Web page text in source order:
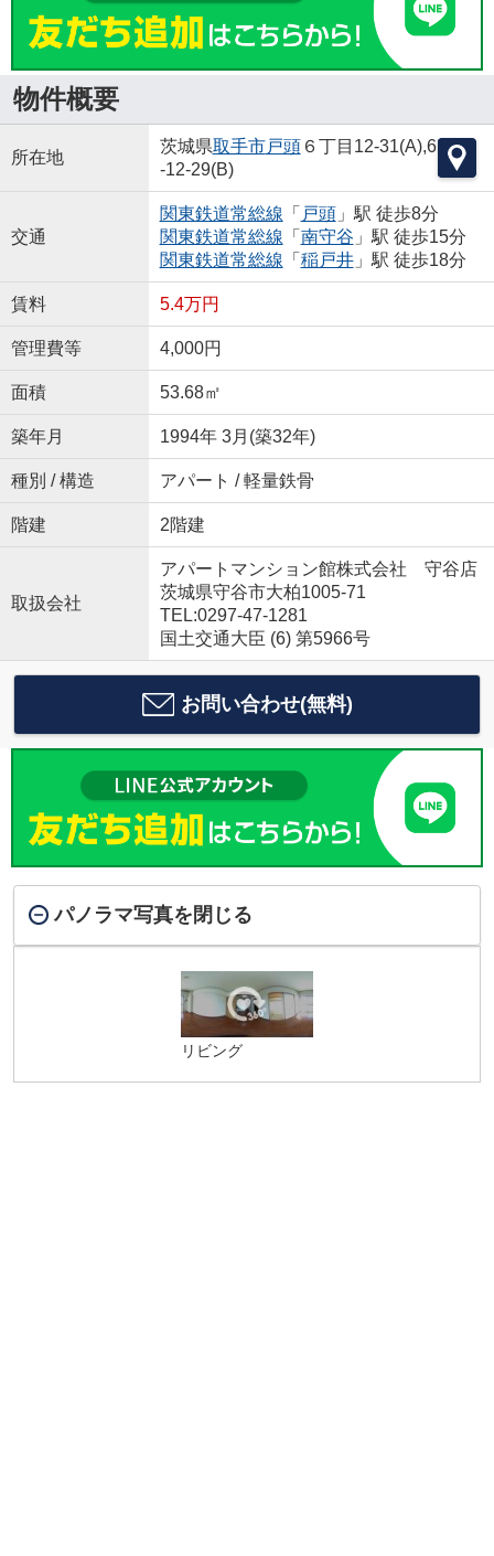
物件概要
所在地
茨城県取手市戸頭６丁目12-31(A),6
-12-29(B)
交通
関東鉄道常総線 「 戸頭」駅 徒歩8分
関東鉄道常総線 「 南守谷 」駅 徒歩15分
関東鉄道常総線 「 稲戸井」駅 徒歩18分
賃料 5.4万円
管理費等 4,000円
面積 53.68㎡
築年月 1994年 3月(築32年)
種別 / 構造 アパート / 軽量鉄骨
階建 2階建
取扱会社
アパートマンション館株式会社 守谷店
茨城県守谷市大柏1005-71
TEL:0297-47-1281
国土交通大臣 (6) 第5966号
お問い合わせ(無料)
パノラマ写真を閉じる
リビング